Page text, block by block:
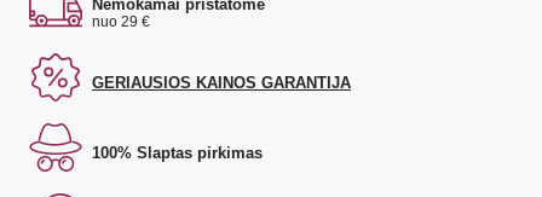
Nemokamai pristatome
nuo 29 €
GERIAUSIOS KAINOS GARANTIJA
100% Slaptas pirkimas